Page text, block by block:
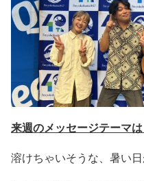
来週のメッセージテーマ
溶けちゃいそうな、暑い日